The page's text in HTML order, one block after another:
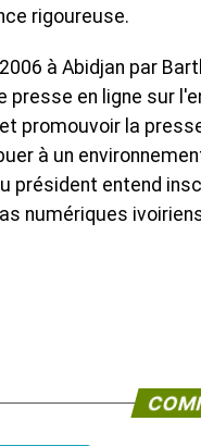
rigoureuse.
à Abidjan par
presse en ligne sur
promouvoir la
à un
président entend
numériques